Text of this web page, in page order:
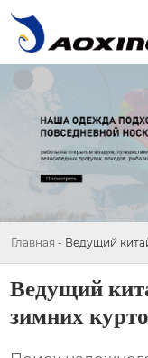
Главная - Ведущий
Ведущий
зимних